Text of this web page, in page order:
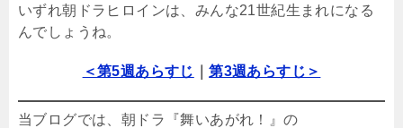
いずれ朝ドラヒロインは、みんな21世紀生まれになる
んでしょうね。
＜第5週あらすじ ｜第3週あらすじ＞
当ブログでは、朝ドラ『舞いあがれ！』の